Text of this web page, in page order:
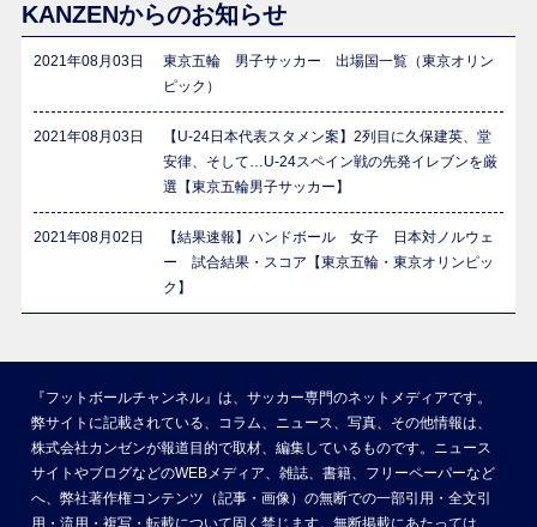
KANZENからのお知らせ
2021年08月03日
東京五輪 男子サッカー 出場国一覧（東京オリン
ピック）
2021年08月03日
【U-24日本代表スタメン案】2列目に久保建英、堂
安律、そして…U-24スペイン戦の先発イレブンを厳
選【東京五輪男子サッカー】
2021年08月02日
【結果速報】ハンドボール 女子 日本対ノルウェ
ー 試合結果・スコア【東京五輪・東京オリンピッ
ク】
『フットボールチャンネル』は、サッカー専門のネットメディアです。
弊サイトに記載されている、コラム、ニュース、写真、その他情報は、
株式会社カンゼンが報道目的で取材、編集しているものです。ニュース
サイトやブログなどのWEBメディア、雑誌、書籍、フリーペーパーなど
へ、弊社著作権コンテンツ（記事・画像）の無断での一部引用・全文引